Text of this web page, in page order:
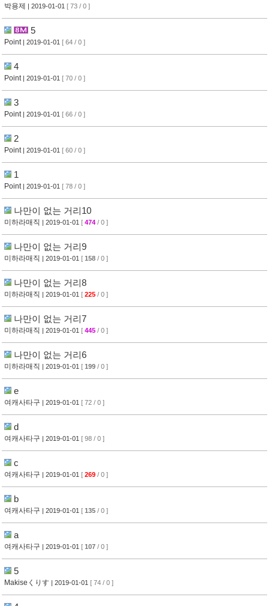
박용제 | 2019-01-01 [ 73 / 0 ]
5
Point | 2019-01-01 [ 64 / 0 ]
4
Point | 2019-01-01 [ 70 / 0 ]
3
Point | 2019-01-01 [ 66 / 0 ]
2
Point | 2019-01-01 [ 60 / 0 ]
1
Point | 2019-01-01 [ 78 / 0 ]
나만이 없는 거리10
미하라매직 | 2019-01-01 [ 474 / 0 ]
나만이 없는 거리9
미하라매직 | 2019-01-01 [ 158 / 0 ]
나만이 없는 거리8
미하라매직 | 2019-01-01 [ 225 / 0 ]
나만이 없는 거리7
미하라매직 | 2019-01-01 [ 445 / 0 ]
나만이 없는 거리6
미하라매직 | 2019-01-01 [ 199 / 0 ]
e
여캐사타구 | 2019-01-01 [ 72 / 0 ]
d
여캐사타구 | 2019-01-01 [ 98 / 0 ]
c
여캐사타구 | 2019-01-01 [ 269 / 0 ]
b
여캐사타구 | 2019-01-01 [ 135 / 0 ]
a
여캐사타구 | 2019-01-01 [ 107 / 0 ]
5
Makiseくりす | 2019-01-01 [ 74 / 0 ]